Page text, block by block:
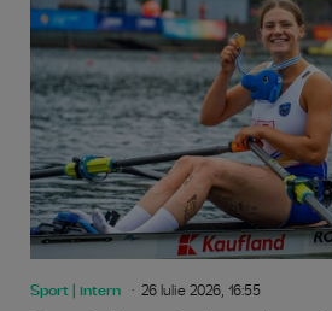
Sport | intern 26 Iulie 2026, 16:55